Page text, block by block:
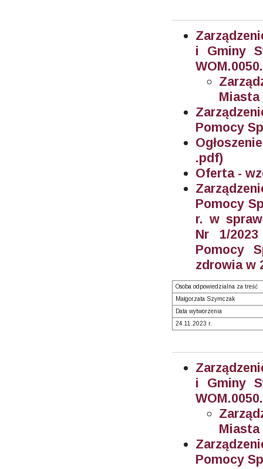
i Gminy
Miasta
Pomocy
.pdf)
Oferta -
Pomocy
r. w
Nr 1/
Pomocy
zdrowia w
Osoba odpowiedzialna za treść
Małgorzata Szymczak
Data wytworzenia
24.11.2023 r.
i Gminy
Miasta
Pomocy